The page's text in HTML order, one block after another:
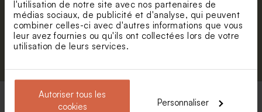
l'utilisation de notre site avec nos partenaires de
médias sociaux, de publicité et d'analyse, qui peuvent
combiner celles-ci avec d'autres informations que vous
leur avez fournies ou qu'ils ont collectées lors de votre
utilisation de leurs services.
Autoriser tous les
cookies
Personnaliser
S'abonner
Produits